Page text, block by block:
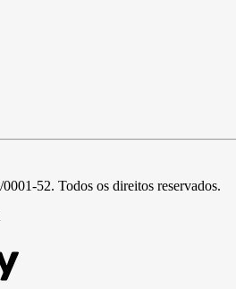
52. Todos os direitos reservados.